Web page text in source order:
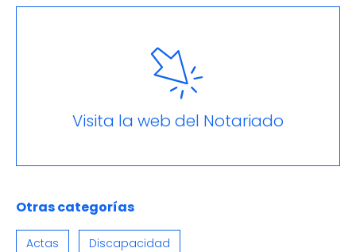
Visita la web del Notariado
Otras categorías
Actas Discapacidad